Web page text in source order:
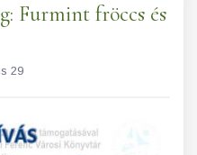
Furmint fröccs és
29